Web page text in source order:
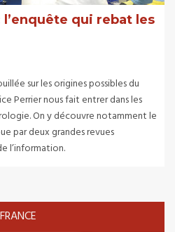
qui rebat les
sur les origines possibles du
Perrier nous fait entrer dans les
On y découvre notamment le
par deux grandes revues
l’information.
FRANCE